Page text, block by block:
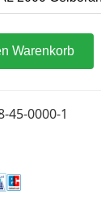
Warenkorb
45-0000-1